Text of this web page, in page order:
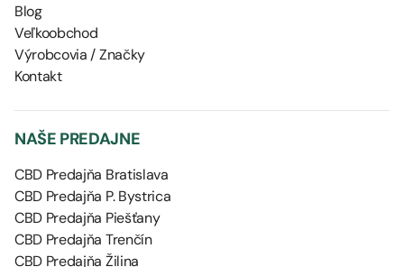
Blog
Veľkoobchod
Výrobcovia / Značky
Kontakt
NAŠE PREDAJNE
CBD Predajňa Bratislava
CBD Predajňa P. Bystrica
CBD Predajňa Piešťany
CBD Predajňa Trenčín
CBD Predajňa Žilina